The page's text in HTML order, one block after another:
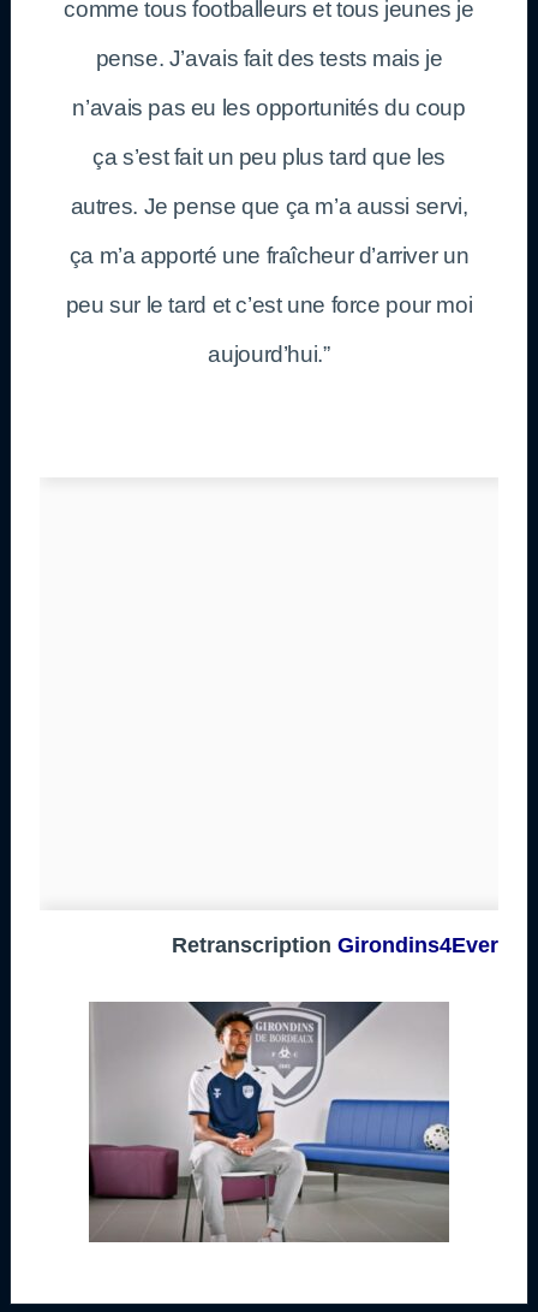
comme tous footballeurs et tous jeunes je
pense. J’avais fait des tests mais je
n’avais pas eu les opportunités du coup
ça s’est fait un peu plus tard que les
autres. Je pense que ça m’a aussi servi,
ça m’a apporté une fraîcheur d’arriver un
peu sur le tard et c’est une force pour moi
aujourd’hui.”
Retranscription Girondins4Ever